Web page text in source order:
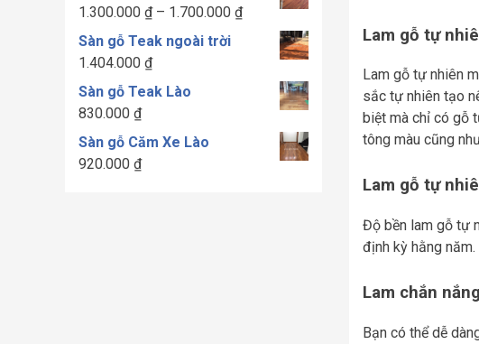
Lam gỗ tự
Lam gỗ tự nhiên
sắc tự nhiên tạo
biệt mà chỉ có gỗ
tông màu cũng
Lam gỗ tự
Độ bền lam gỗ tự
định kỳ hằng năm.
Lam chắn
Bạn có thể dễ
1.300.000 ₫ – 1.700.000 ₫Khoảng
Sàn gỗ Teak ngoài trời
1.404.000 ₫
Sàn gỗ Teak Lào
830.000 ₫
Sàn gỗ Căm Xe Lào
920.000 ₫